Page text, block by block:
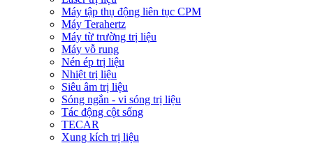
Máy tập thụ động liên tục CPM
Máy Terahertz
Máy từ trường trị liệu
Máy vỗ rung
Nén ép trị liệu
Nhiệt trị liệu
Siêu âm trị liệu
Sóng ngắn - vi sóng trị liệu
Tác động cột sống
TECAR
Xung kích trị liệu